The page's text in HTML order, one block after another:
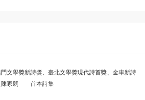
文學獎新詩獎、臺北文學獎現代詩首獎、金車新詩
家朗——首本詩集